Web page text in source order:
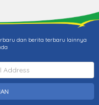
dan berita terbaru lainnya